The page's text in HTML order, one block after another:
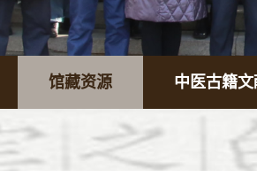
馆藏资源 中医古籍